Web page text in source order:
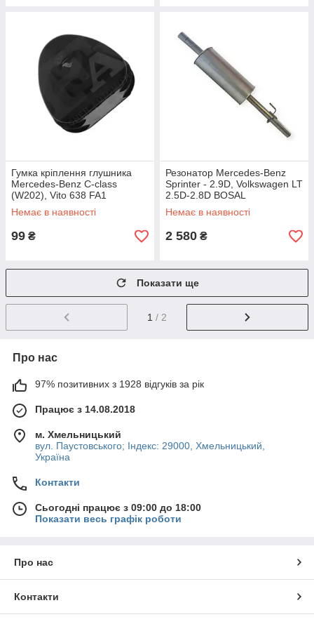
Гумка кріплення глушника
Mercedes-Benz C-class
(W202), Vito 638 FA1
Немає в наявності
99 ₴
Резонатор Mercedes-Benz
Sprinter - 2.9D, Volkswagen LT
2.5D-2.8D BOSAL
Немає в наявності
2 580 ₴
Показати ще
1 / 2
Про нас
97% позитивних з 1928 відгуків за рік
Працює з 14.08.2018
м. Хмельницький
вул. Паустовського; Індекс: 29000, Хмельницький,
Україна
Контакти
Сьогодні працює з 09:00 до 18:00
Показати весь графік роботи
Про нас
Контакти